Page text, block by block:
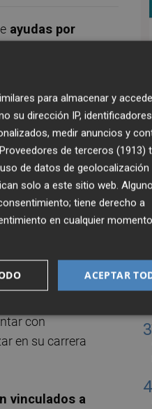
1
2
3
4
ayudas por
de los
necesidades
se beneficiarán
124 planes de
actualización
Por ello,
tejido productivo
con
en su carrera
vinculados a
para almacenar y
su dirección IP,
medir anuncios y
Proveedores de terceros (1913)
de datos de geolocalización
solo a este sitio web.
tiene derecho a
en cualquier
ACEPTAR